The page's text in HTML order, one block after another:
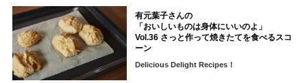
有元葉子さんの
「おいしいものは身体にいいのよ」
Vol.36 さっと作って焼きたてを食べるスコ
ーン
Delicious Delight Recipes！